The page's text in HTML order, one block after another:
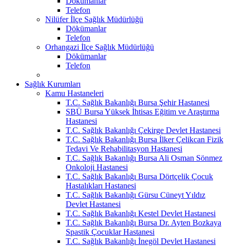
Telefon
Nilüfer İlçe Sağlık Müdürlüğü
Dökümanlar
Telefon
Orhangazi İlçe Sağlık Müdürlüğü
Dökümanlar
Telefon
Sağlık Kurumları
Kamu Hastaneleri
T.C. Sağlık Bakanlığı Bursa Şehir Hastanesi
SBÜ Bursa Yüksek İhtisas Eğitim ve Araştırma
Hastanesi
T.C. Sağlık Bakanlığı Çekirge Devlet Hastanesi
T.C. Sağlık Bakanlığı Bursa İlker Çelikcan Fizik
Tedavi Ve Rehabilitasyon Hastanesi
T.C. Sağlık Bakanlığı Bursa Ali Osman Sönmez
Onkoloji Hastanesi
T.C. Sağlık Bakanlığı Bursa Dörtçelik Çocuk
Hastalıkları Hastanesi
T.C. Sağlık Bakanlığı Gürsu Cüneyt Yıldız
Devlet Hastanesi
T.C. Sağlık Bakanlığı Kestel Devlet Hastanesi
T.C. Sağlık Bakanlığı Bursa Dr. Ayten Bozkaya
Spastik Çocuklar Hastanesi
T.C. Sağlık Bakanlığı İnegöl Devlet Hastanesi